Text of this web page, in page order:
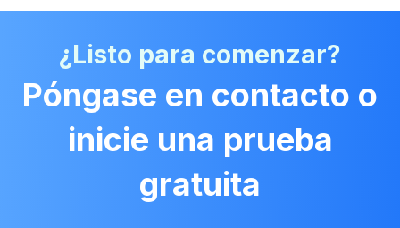
¿Listo para comenzar?
Póngase en contacto o
inicie una prueba
gratuita